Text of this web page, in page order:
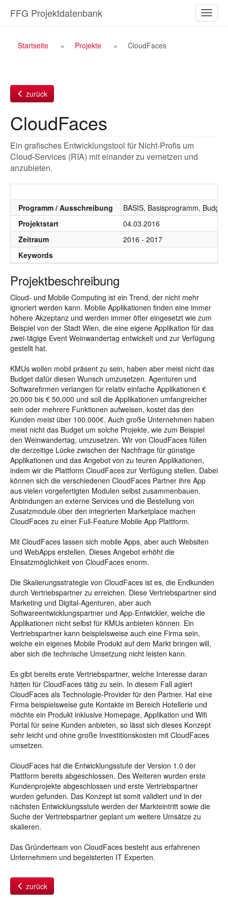
Inhalt
ein-/
FFG Projektdatenbank
Breadcrumb
Startseite Projekte CloudFaces
zurück
CloudFaces
Ein grafisches Entwicklungstool für Nicht-Profis um
Cloud-Services (RIA) mit einander zu vernetzen und
anzubieten.
Programm / Ausschreibung
BASIS, Basisprogramm,
Projektstart
04.03.2016
Zeitraum
2016 - 2017
Keywords
Projektbeschreibung
Cloud- und Mobile Computing ist ein Trend, der nicht mehr
ignoriert werden kann. Mobile Applikationen finden eine immer
höhere Akzeptanz und werden immer öfter eingesetzt wie zum
Beispiel von der Stadt Wien, die eine eigene Applikation für das
zwei-tägige Event Weinwandertag entwickelt und zur Verfügung
gestellt hat.
KMUs wollen mobil präsent zu sein, haben aber meist nicht das
Budget dafür diesen Wunsch umzusetzen. Agenturen und
Softwarefirmen verlangen für relativ einfache Applikationen €
20.000 bis € 50.000 und soll die Applikationen umfangreicher
sein oder mehrere Funktionen aufweisen, kostet das den
Kunden meist über 100.000€. Auch große Unternehmen haben
meist nicht das Budget um solche Projekte, wie zum Beispiel
den Weinwandertag, umzusetzen. Wir von CloudFaces füllen
die derzeitige Lücke zwischen der Nachfrage für günstige
Applikationen und das Angebot von zu teuren Applikationen,
indem wir die Plattform CloudFaces zur Verfügung stellen. Dabei
können sich die verschiedenen CloudFaces Partner ihre App
aus vielen vorgefertigten Modulen selbst zusammenbauen.
Anbindungen an externe Services und die Bestellung von
Zusatzmodule über den integrierten Marketplace machen
CloudFaces zu einer Full-Feature Mobile App Plattform.
Mit CloudFaces lassen sich mobile Apps, aber auch Websiten
und WebApps erstellen. Dieses Angebot erhöht die
Einsatzmöglichkeit von CloudFaces enorm.
Die Skalierungsstrategie von CloudFaces ist es, die Endkunden
durch Vertriebspartner zu erreichen. Diese Vertriebspartner sind
Marketing und Digital-Agenturen, aber auch
Softwareentwicklungspartner und App-Entwickler, welche die
Applikationen nicht selbst für KMUs anbieten können. Ein
Vertriebspartner kann beispielsweise auch eine Firma sein,
welche ein eigenes Mobile Produkt auf dem Markt bringen will,
aber sich die technische Umsetzung nicht leisten kann.
Es gibt bereits erste Vertriebspartner, welche Interesse daran
hätten für CloudFaces tätig zu sein. In diesem Fall agiert
CloudFaces als Technologie-Provider für den Partner. Hat eine
Firma beispielsweise gute Kontakte im Bereich Hotellerie und
möchte ein Produkt inklusive Homepage, Applikation und Wifi
Portal für seine Kunden anbieten, so lässt sich dieses Konzept
sehr leicht und ohne große Investitionskosten mit CloudFaces
umsetzen.
CloudFaces hat die Entwicklungsstufe der Version 1.0 der
Plattform bereits abgeschlossen. Des Weiteren wurden erste
Kundenprojekte abgeschlossen und erste Vertriebspartner
wurden gefunden. Das Konzept ist somit validiert und in der
nächsten Entwicklungsstufe werden der Markteintritt sowie die
Suche der Vertriebspartner geplant um weitere Umsätze zu
skalieren.
Das Gründerteam von CloudFaces besteht aus erfahrenen
Unternehmern und begeisterten IT Experten.
zurück